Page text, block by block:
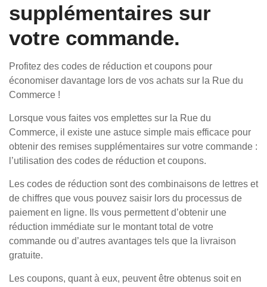
supplémentaires sur
votre commande.
Profitez des codes de réduction et coupons pour
économiser davantage lors de vos achats sur la Rue du
Commerce !
Lorsque vous faites vos emplettes sur la Rue du
Commerce, il existe une astuce simple mais efficace pour
obtenir des remises supplémentaires sur votre commande :
l’utilisation des codes de réduction et coupons.
Les codes de réduction sont des combinaisons de lettres et
de chiffres que vous pouvez saisir lors du processus de
paiement en ligne. Ils vous permettent d’obtenir une
réduction immédiate sur le montant total de votre
commande ou d’autres avantages tels que la livraison
gratuite.
Les coupons, quant à eux, peuvent être obtenus soit en